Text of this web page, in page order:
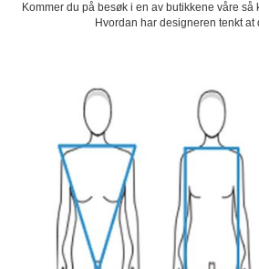
Kommer du på besøk i en av butikkene våre
Hvordan har designeren tenkt